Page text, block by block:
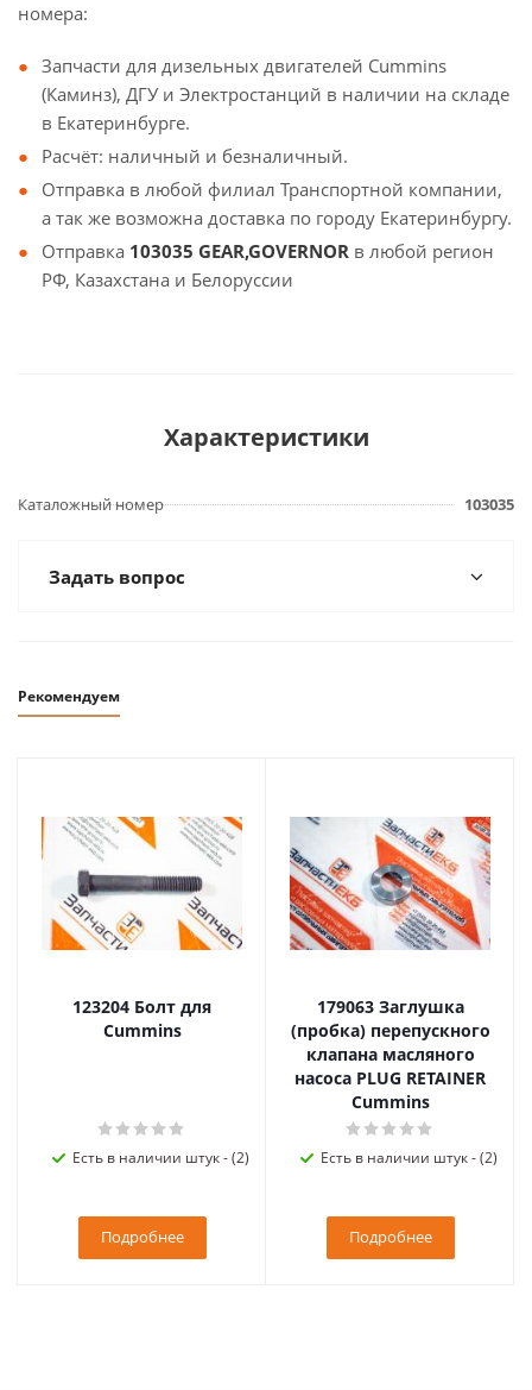
номера:
Запчасти для дизельных двигателей Cummins
(Каминз), ДГУ и Электростанций в наличии на складе
в Екатеринбурге.
Расчёт: наличный и безналичный.
Отправка в любой филиал Транспортной компании,
а так же возможна доставка по городу Екатеринбургу.
Отправка 103035 GEAR,GOVERNOR в любой регион
РФ, Казахстана и Белоруссии
Характеристики
Каталожный номер 103035
Задать вопрос
Рекомендуем
123204 Болт для
Cummins
Есть в наличии штук - (2)
Подробнее
179063 Заглушка
(пробка) перепускного
клапана масляного
насоса PLUG RETAINER
Cummins
Есть в наличии штук - (2)
Подробнее